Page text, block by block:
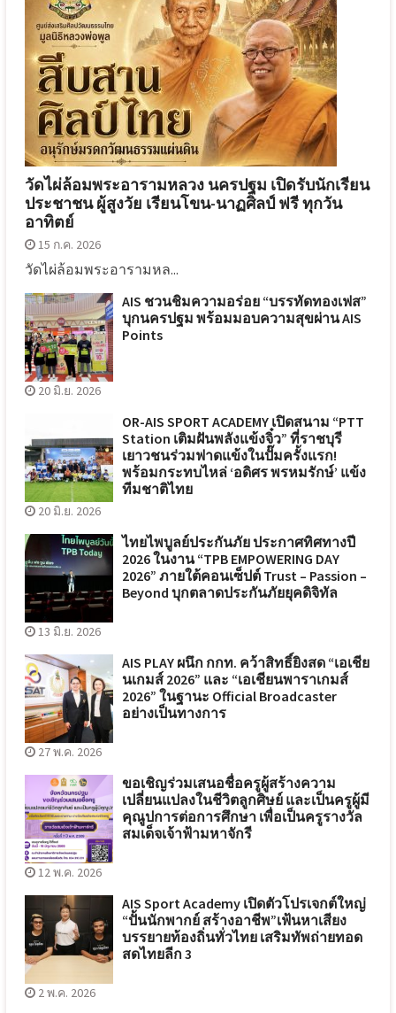
วัดไผ่ล้อมพระอารามหลวง นครปฐม เปิดรับนักเรียน
ประชาชน ผู้สูงวัย เรียนโขน-นาฏศิลป์ ฟรี ทุกวัน
อาทิตย์
15 ก.ค. 2026
วัดไผ่ล้อมพระอารามหล...
AIS ชวนชิมความอร่อย “บรรทัดทองเฟส”
บุกนครปฐม พร้อมมอบความสุขผ่าน AIS
Points
20 มิ.ย. 2026
OR-AIS SPORT ACADEMY เปิดสนาม “PTT
Station เติมฝันพลังแข้งจิ๋ว” ที่ราชบุรี
เยาวชนร่วมฟาดแข้งในปั๊มครั้งแรก!
พร้อมกระทบไหล่ ‘อดิศร พรหมรักษ์’ แข้ง
ทีมชาติไทย
20 มิ.ย. 2026
ไทยไพบูลย์ประกันภัย ประกาศทิศทางปี
2026 ในงาน “TPB EMPOWERING DAY
2026” ภายใต้คอนเซ็ปต์ Trust – Passion –
Beyond บุกตลาดประกันภัยยุคดิจิทัล
13 มิ.ย. 2026
AIS PLAY ผนึก กกท. คว้าสิทธิ์ยิงสด “เอเชีย
นเกมส์ 2026” และ “เอเชียนพาราเกมส์
2026” ในฐานะ Official Broadcaster
อย่างเป็นทางการ
27 พ.ค. 2026
ขอเชิญร่วมเสนอชื่อครูผู้สร้างความ
เปลี่ยนแปลงในชีวิตลูกศิษย์ และเป็นครูผู้มี
คุณูปการต่อการศึกษา เพื่อเป็นครูรางวัล
สมเด็จเจ้าฟ้ามหาจักรี
12 พ.ค. 2026
AIS Sport Academy เปิดตัวโปรเจกต์ใหญ่
“ปั้นนักพากย์ สร้างอาชีพ”เฟ้นหาเสียง
บรรยายท้องถิ่นทั่วไทย เสริมทัพถ่ายทอด
สดไทยลีก 3
2 พ.ค. 2026